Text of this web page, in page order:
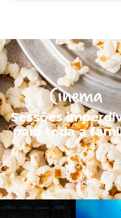
Cinema
Sessões
para toda a